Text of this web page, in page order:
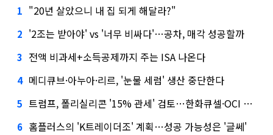
1 "20년 살았으니 내 집 되게 해달라?"
2 '2조는 받아야' vs '너무 비싸다'…공차, 매각 성공할까
3 전액 비과세+소득공제까지 주는 ISA 나온다
4 메디큐브·아누아·리르, '눈물 세럼' 생산 중단한다
5 트럼프, 폴리실리콘 '15% 관세' 검토…한화큐셀·OCI 영향은?
6 홈플러스의 'K트레이더조' 계획…성공 가능성은 '글쎄'